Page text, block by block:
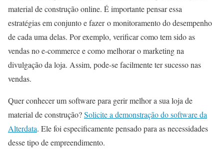
material de construção online. É importante pensar essa
estratégias em conjunto e fazer o monitoramento do desempenho
de cada uma delas. Por exemplo, verificar como tem sido as
vendas no e-commerce e como melhorar o marketing na
divulgação da loja. Assim, pode-se facilmente ter sucesso nas
vendas.
Quer conhecer um software para gerir melhor a sua loja de
material de construção?Solicite a demonstração do software da
Alterdata. Ele foi especificamente pensado para as necessidades
desse tipo de empreendimento.